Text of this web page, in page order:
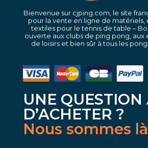
Bienvenue sur cjping.com, le site
pour la vente en ligne de
textiles pour le tennis de table –
ouverte aux clubs de ping pong, aux
de loisirs et bien sûr à tous les
UNE
D’ACHETER ?
Nous sommes